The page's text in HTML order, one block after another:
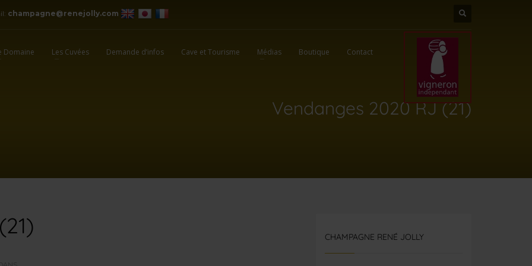
champagne@renejolly.com
Domaine Les Cuvées Demande d’infos Cave et Tourisme Médias Boutique Contact
Vendanges 2020 RJ (21)
CHAMPAGNE RENÉ JOLLY